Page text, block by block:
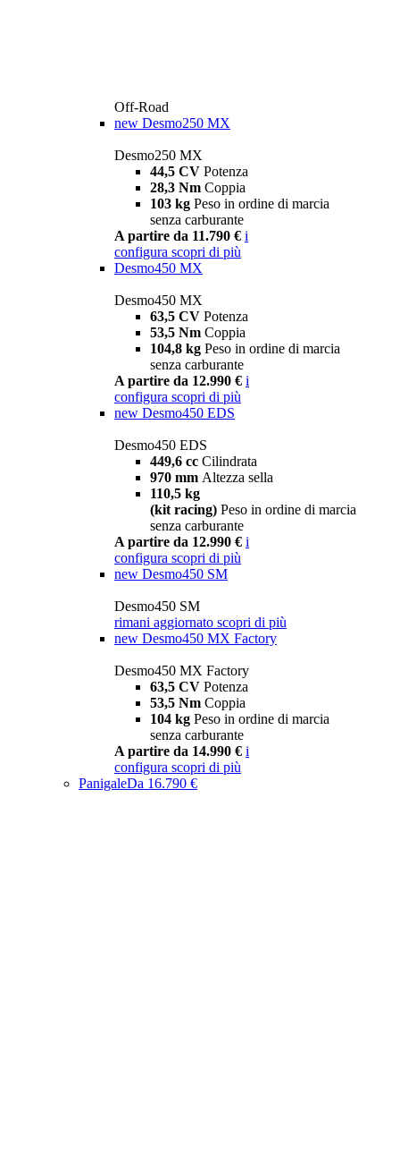
Off-Road
new Desmo250 MX
Desmo250 MX
44,5 CV Potenza
28,3 Nm Coppia
103 kg Peso in ordine di marcia
senza carburante
A partire da 11.790 € i
configura scopri di più
Desmo450 MX
Desmo450 MX
63,5 CV Potenza
53,5 Nm Coppia
104,8 kg Peso in ordine di marcia
senza carburante
A partire da 12.990 € i
configura scopri di più
new Desmo450 EDS
Desmo450 EDS
449,6 cc Cilindrata
970 mm Altezza sella
110,5 kg
(kit racing) Peso in ordine di marcia
senza carburante
A partire da 12.990 € i
configura scopri di più
new Desmo450 SM
Desmo450 SM
rimani aggiornato scopri di più
new Desmo450 MX Factory
Desmo450 MX Factory
63,5 CV Potenza
53,5 Nm Coppia
104 kg Peso in ordine di marcia
senza carburante
A partire da 14.990 € i
configura scopri di più
PanigaleDa 16.790 €